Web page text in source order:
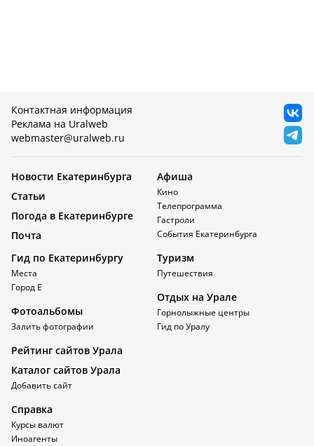
Контактная информация
Реклама на Uralweb
webmaster@uralweb.ru
Новости Екатеринбурга
Статьи
Погода в Екатеринбурге
Почта
Афиша
Кино
Телепрограмма
Гастроли
События Екатеринбурга
Гид по Екатеринбургу
Места
Город Е
Фотоальбомы
Залить фотографии
Туризм
Путешествия
Отдых на Урале
Горнолыжные центры
Гид по Уралу
Рейтинг сайтов Урала
Каталог сайтов Урала
Добавить сайт
Справка
Курсы валют
Иноагенты